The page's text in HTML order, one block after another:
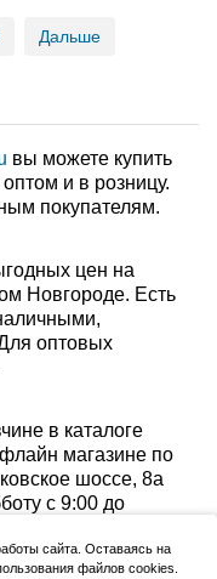
Дальше
вы можете купить
и в розницу.
покупателям.
цен на
Новгороде. Есть
оптовых
в каталоге
магазине по
шоссе, 8а
с 9:00 до
сайта. Оставаясь на
файлов cookies.